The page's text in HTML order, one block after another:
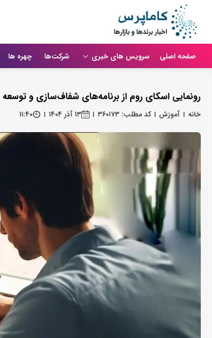
صفحه اصلی سرویس های خبری شرکت‌ها چهره ها
رونمایی اسکای‌ روم از برنامه‌های شفاف‌سازی و توسعه
خانه آموزش کد مطلب: ۳۶۰۱۷۳ ۱۳ آذر ۱۴۰۴ ۱۱:۴۰